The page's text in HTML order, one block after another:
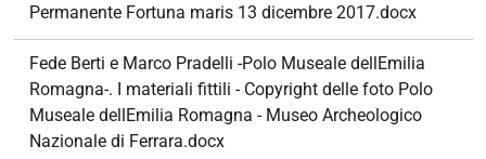
Permanente Fortuna maris 13 dicembre 2017.docx
Fede Berti e Marco Pradelli -Polo Museale dellEmilia
Romagna-. I materiali fittili - Copyright delle foto Polo
Museale dellEmilia Romagna - Museo Archeologico
Nazionale di Ferrara.docx